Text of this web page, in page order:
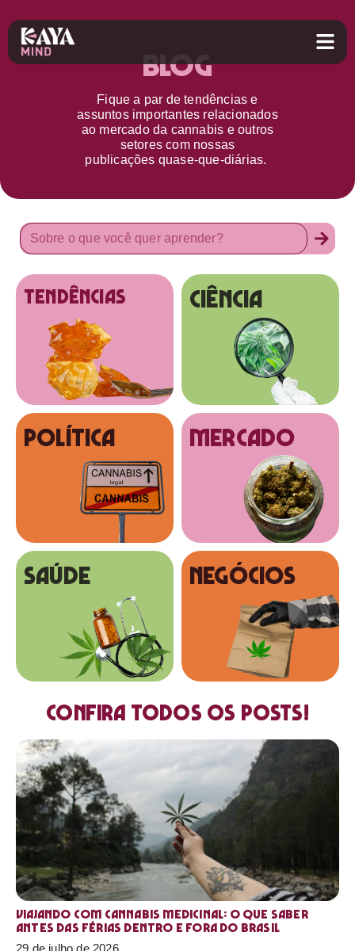
Blog
Fique a par detendências e
assuntos importantes relacionados
ao mercado da cannabis e outros
setorescom nossas
publicações quase-que-diárias.
tendências Ciência
Política MERCADO
SAÚDE NEGÓCIOS
Confira todos os posts!
Viajando com cannabis medicinal: o que saber
antes das férias dentro e fora do Brasil